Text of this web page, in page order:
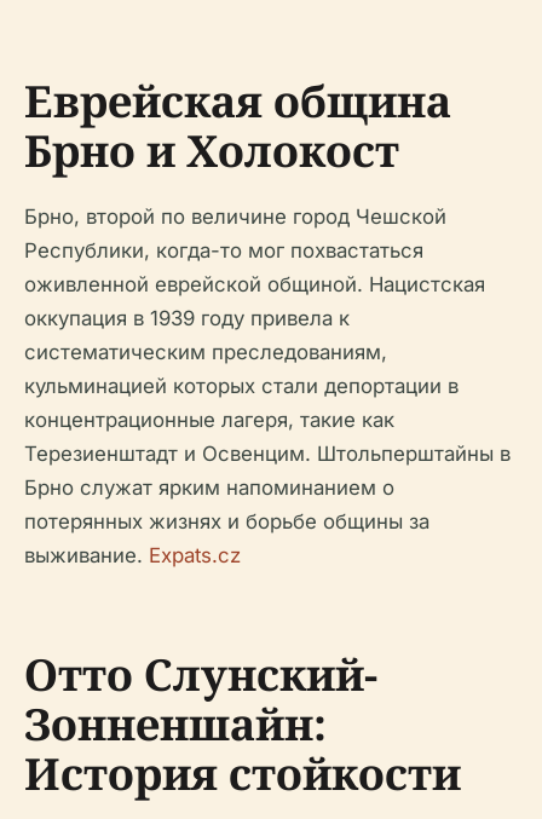
Еврейская община
Брно и Холокост
Брно, второй по величине город Чешской
Республики, когда-то мог похвастаться
оживленной еврейской общиной. Нацистская
оккупация в 1939 году привела к
систематическим преследованиям,
кульминацией которых стали депортации в
концентрационные лагеря, такие как
Терезиенштадт и Освенцим. Штольперштайны в
Брно служат ярким напоминанием о
потерянных жизнях и борьбе общины за
выживание. Expats.cz
Отто Слунский-
Зонненшайн:
История стойкости